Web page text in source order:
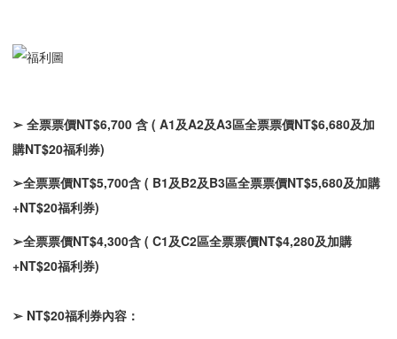
➢ 全票票價NT$6,700 含 ( A1及A2及A3區全票票價NT$6,680及加
購NT$20福利券)
➢全票票價NT$5,700含 ( B1及B2及B3區全票票價NT$5,680及加購
+NT$20福利券)
➢全票票價NT$4,300含 ( C1及C2區全票票價NT$4,280及加購
+NT$20福利券)
➢ NT$20福利券內容：